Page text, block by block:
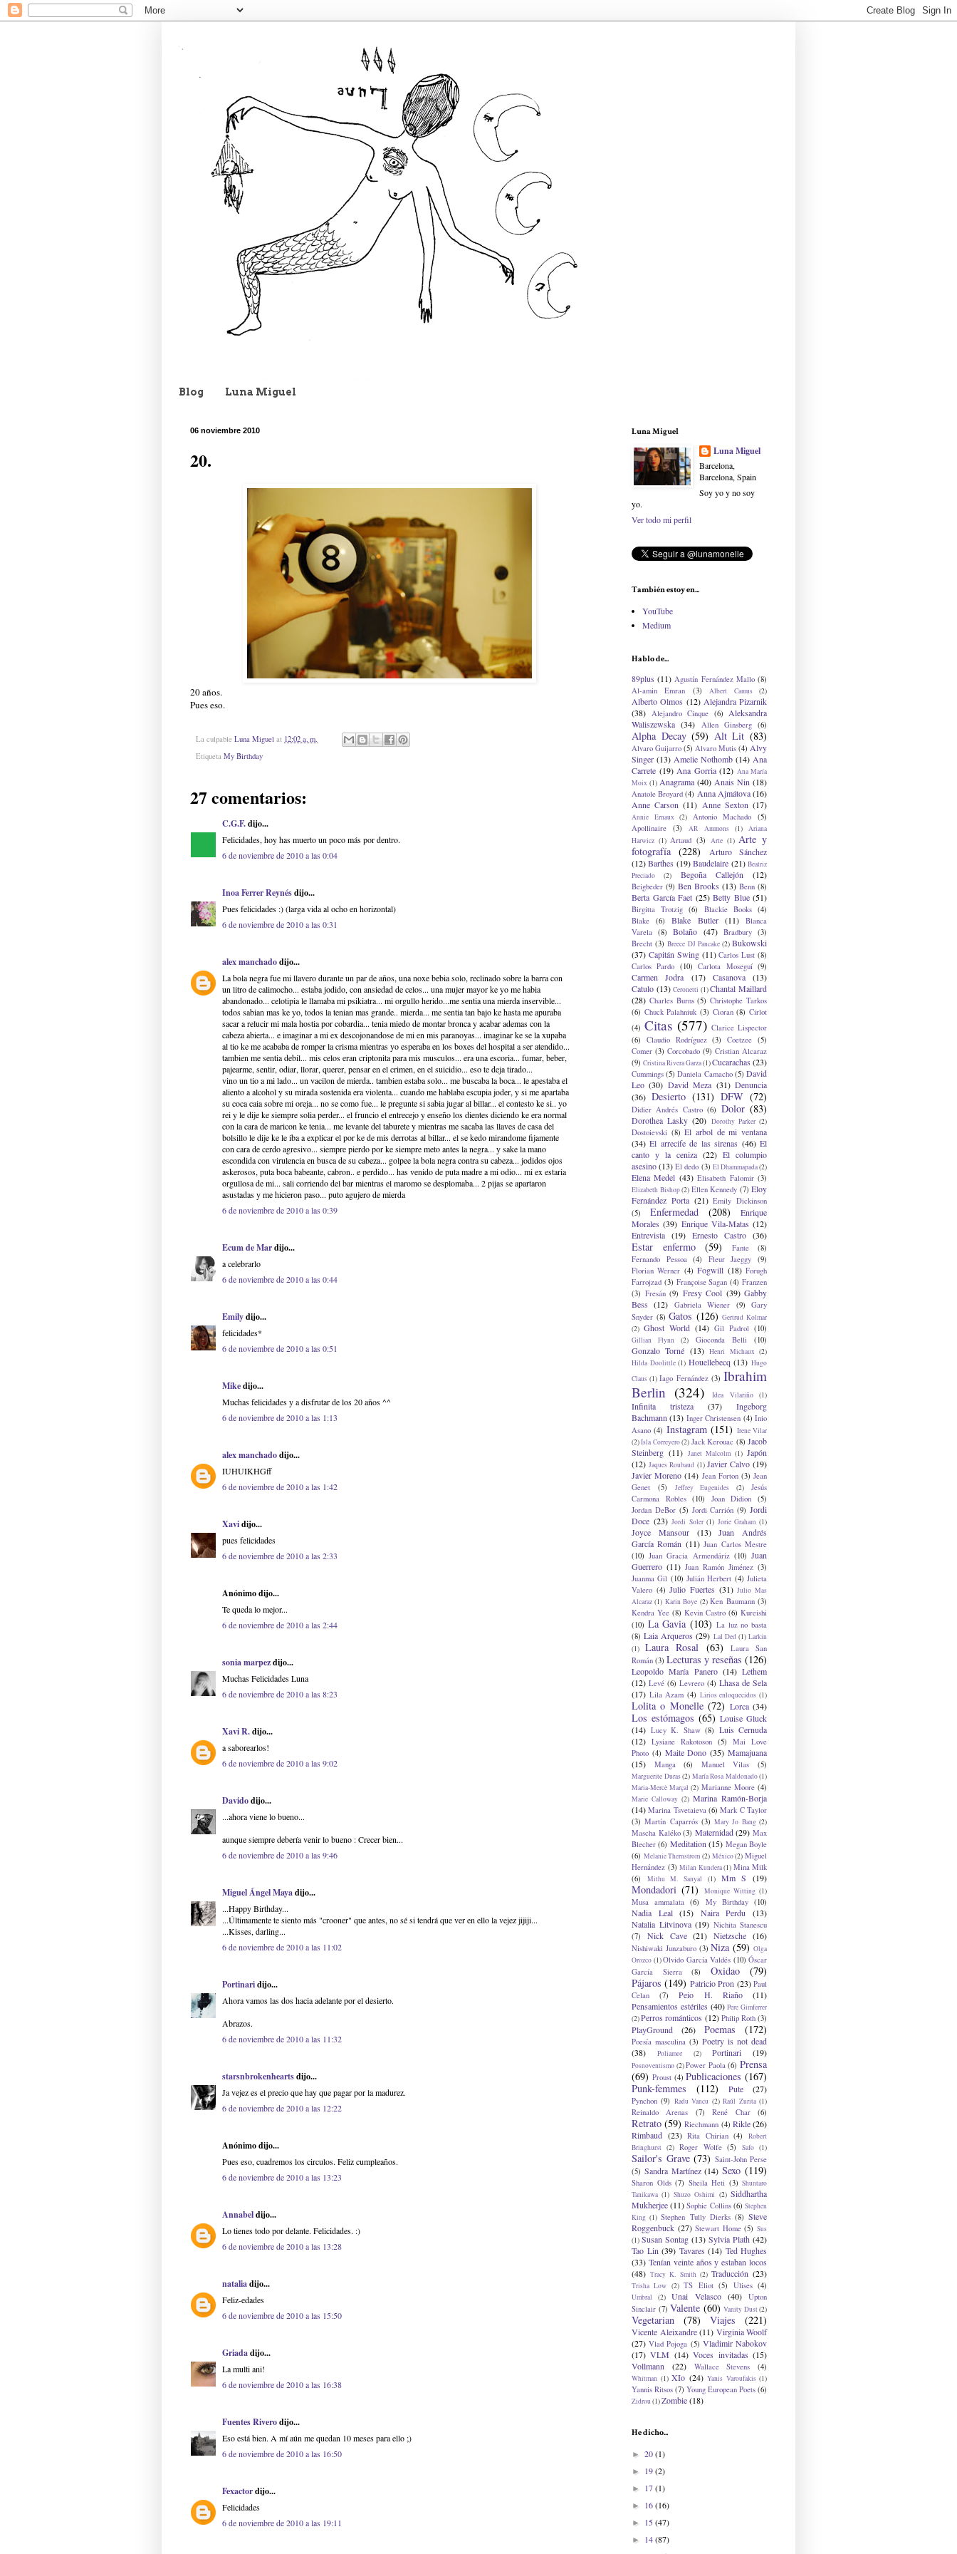
Blog Luna Miguel
06 noviembre 2010
20.
20 años.
Pues eso.
La culpable Luna Miguel at 12:02 a. m.
Etiqueta My Birthday
27 comentarios:
C.G.F.dijo...
Felicidades, hoy has muerto un poco más por dentro.
6 de noviembre de 2010 a las 0:04
Inoa Ferrer Reynésdijo...
Pues felicidades :) (larga vida al ocho en horizontal)
6 de noviembre de 2010 a las 0:31
alex manchadodijo...
La bola negra fue mi llavero durante un par de años, una noxe bebia solo, reclinado sobre la barra con
un litro de calimocho... estaba jodido, con ansiedad de celos... una mujer mayor ke yo me habia
abandonado... celotipia le llamaba mi psikiatra... mi orgullo herido...me sentia una mierda inservible...
todos sabian mas ke yo, todos la tenian mas grande.. mierda... me sentia tan bajo ke hasta me apuraba
sacar a relucir mi mala hostia por cobardia... tenia miedo de montar bronca y acabar ademas con la
cabeza abierta... e imaginar a mi ex descojonandose de mi en mis paranoyas... imaginar ke se la xupaba
al tio ke me acababa de romper la crisma mientras yo esperaba en los boxes del hospital a ser atendido...
tambien me sentia debil... mis celos eran criptonita para mis musculos... era una escoria... fumar, beber,
pajearme, sentir, odiar, llorar, querer, pensar en el crimen, en el suicidio... eso te deja tirado...
vino un tio a mi lado... un vacilon de mierda.. tambien estaba solo... me buscaba la boca... le apestaba el
aliento a alcohol y su mirada sostenida era violenta... cuando me hablaba escupia joder, y si me apartaba
su coca caia sobre mi oreja... no se como fue... le pregunte si sabia jugar al billar... el contesto ke si.. yo
rei y le dije ke siempre solia perder... el fruncio el entrecejo y enseño los dientes diciendo ke era normal
con la cara de maricon ke tenia... me levante del taburete y mientras me sacaba las llaves de casa del
bolsillo le dije ke le iba a explicar el por ke de mis derrotas al billar... el se kedo mirandome fijamente
con cara de cerdo agresivo... siempre pierdo por ke siempre meto antes la negra... y sake la mano
escondida con virulencia en busca de su cabeza... golpee la bola negra contra su cabeza... jodidos ojos
askerosos, puta boca babeante, cabron.. e perdido... has venido de puta madre a mi odio... mi ex estaria
orgullosa de mi... sali corriendo del bar mientras el maromo se desplomaba... 2 pijas se apartaron
asustadas y me hicieron paso... puto agujero de mierda
6 de noviembre de 2010 a las 0:39
Ecum de Mardijo...
a celebrarlo
6 de noviembre de 2010 a las 0:44
Emilydijo...
felicidades*
6 de noviembre de 2010 a las 0:51
Mikedijo...
Muchas felicidades y a disfrutar de los 20 años ^^
6 de noviembre de 2010 a las 1:13
alex manchadodijo...
IUHUIKHGff
6 de noviembre de 2010 a las 1:42
Xavidijo...
pues felicidades
6 de noviembre de 2010 a las 2:33
Anónimo dijo...
Te queda lo mejor...
6 de noviembre de 2010 a las 2:44
sonia marpezdijo...
Muchas Felicidades Luna
6 de noviembre de 2010 a las 8:23
Xavi R.dijo...
a saborearlos!
6 de noviembre de 2010 a las 9:02
Davidodijo...
...ahora viene lo bueno...
aunque siempre debería venir lo bueno : Crecer bien...
6 de noviembre de 2010 a las 9:46
Miguel Ángel Mayadijo...
...Happy Birthday...
...Últimamente te siento más "crooner" que antes, no sé si tendrá que ver en ello la vejez jijiji...
...Kisses, darling...
6 de noviembre de 2010 a las 11:02
Portinaridijo...
Ahora vamos las dos hacia adelante por el desierto.
Abrazos.
6 de noviembre de 2010 a las 11:32
starsnbrokenheartsdijo...
Ja vejez es el precio que hay que pagar por la madurez.
6 de noviembre de 2010 a las 12:22
Anónimo dijo...
Pues eso, cuadremos los circulos. Feliz cumpleaños.
6 de noviembre de 2010 a las 13:23
Annabeldijo...
Lo tienes todo por delante. Felicidades. :)
6 de noviembre de 2010 a las 13:28
nataliadijo...
Feliz-edades
6 de noviembre de 2010 a las 15:50
Griadadijo...
La multi ani!
6 de noviembre de 2010 a las 16:38
Fuentes Riverodijo...
Eso está bien. A mí aún me quedan 10 meses para ello ;)
6 de noviembre de 2010 a las 16:50
Fexactordijo...
Felicidades
6 de noviembre de 2010 a las 19:11
Luna Miguel
Luna Miguel
Barcelona,
Barcelona, Spain
Soy yo y no soy
yo.
Ver todo mi perfil
También estoy en...
YouTube
Medium
Hablo de...
89plus (11) Agustín Fernández Mallo (8)
Al-amin Emran
(3) Albert Camus (2)
Alberto Olmos (12) Alejandra Pizarnik
(38)
Alejandro Cinque (6)
Aleksandra
Waliszewska (34) Allen Ginsberg (6)
Alpha Decay (59) Alt Lit (83)
Alvaro Guijarro (5) Alvaro Mutis (4) Alvy
Singer (13) Amelie Nothomb (14) Ana
Carrete (19) Ana Gorria (12) Ana María
Moix (1) Anagrama (40) Anais Nin (18)
Anatole Broyard (4) Anna Ajmátova (16)
Anne Carson (11) Anne Sexton (17)
Annie Ernaux (2) Antonio Machado
(5)
Apollinaire
(3) AR Ammons (1)
Ariana
Harwicz (1) Artaud (3) Arte (1) Arte y
fotografía (228)
Arturo Sánchez
(12) Barthes (19) Baudelaire (21) Beatriz
Preciado
(2) Begoña Callejón (12)
Beigbeder (9) Ben Brooks (13) Benn (8)
Berta García Faet (25) Betty Blue (51)
Birgitta Trotzig (6) Blackie Books (4)
Blake
(6) Blake Butler (11)
Blanca
Varela
(8) Bolaño (47) Bradbury (3)
Brecht (3) Breece DJ Pancake (2) Bukowski
(37) Capitán Swing (11) Carlos Lust (8)
Carlos Pardo (10) Carlota Moseguí (9)
Carmen Jodra (17) Casanova
(13)
Catulo (13) Ceronetti (1) Chantal Maillard
(28) Charles Burns (5) Christophe Tarkos
(6) Chuck Palahniuk (3) Cioran (8) Cirlot
(4) Citas (577) Clarice Lispector
(6)
Claudio Rodríguez (3) Coetzee (5)
Comer (3) Corcobado (9) Cristian Alcaraz
(9) Cristina Rivera Garza(1)Cucarachas (23)
Cummings (5) Daniela Camacho (5) David
Leo (30) David Meza (31) Denuncia
(36) Desierto (131) DFW (72)
Didier Andrés Castro (6) Dolor (83)
Dorothea Lasky (20) Dorothy Parker (2)
Dostoievski (8) El arbol de mi ventana
(34) El arrecife de las sirenas (46) El
canto y la ceniza (22) El columpio
asesino(13) El dedo (3) El Dhammapada(2)
Elena Medel (43) Elisabeth Falomir (3)
Elizabeth Bishop(2) Ellen Kennedy (7) Eloy
Fernández Porta (21) Emily Dickinson
(5)
Enfermedad (208)
Enrique
Morales (39) Enrique Vila-Matas (12)
Entrevista (19) Ernesto Castro (36)
Estar enfermo (59) Fante
(8)
Fernando Pessoa
(4) Fleur Jaeggy
(9)
Florian Werner (4) Fogwill (18) Forugh
Farrojzad (3) Françoise Sagan (4) Franzen
(3) Fresán (9) Fresy Cool (39) Gabby
Bess (12) Gabriela Wiener (9)
Gary
Snyder (8) Gatos (126) Gertrud Kolmar
(2) Ghost World (14) Gil Padrol (10)
Gillian Flynn (2) Gioconda Belli (10)
Gonzalo Torné (13) Henri Michaux (2)
Hilda Doolittle (1) Houellebecq (13) Hugo
Claus (1) Iago Fernández (3) Ibrahim
Berlin (324) Idea Vilariño (1)
Infinita tristeza (37)
Ingeborg
Bachmann (13) Inger Christensen (4) Inio
Asano (4) Instagram (151) Irene Vilar
(2)Isla Correyero(2) Jack Kerouac (8) Jacob
Steinberg (11) Janet Malcolm (1) Japón
(12) Jaques Roubaud (1) Javier Calvo (19)
Javier Moreno (14) Jean Forton (3) Jean
Genet
(5) Jeffrey Eugenides (2)
Jesús
Carmona Robles
(10) Joan Didion
(5)
Jordan DeBor (5) Jordi Carrión (9) Jordi
Doce (23) Jordi Soler (1) Jorie Graham (1)
Joyce Mansour (13)
Juan Andrés
García Román (11) Juan Carlos Mestre
(10) Juan Gracia Armendáriz (10) Juan
Guerrero (11) Juan Ramón Jiménez (3)
Juanma Gil (10) Julián Herbert (4) Julieta
Valero (4) Julio Fuertes (31) Julio Mas
Alcaraz (1) Karin Boye (2) Ken Baumann (3)
Kendra Yee (8) Kevin Castro (6) Kureishi
(10) La Gavia (103) La luz no basta
(8) Laia Arqueros (29) Lal Ded (1) Larkin
(1)
Laura Rosal (63)
Laura San
Román (3) Lecturas y reseñas (126)
Leopoldo María Panero (14) Lethem
(12) Levé (6) Levrero (4) Lhasa de Sela
(17) Lila Azam (4) Lirios enloquecidos (1)
Lolita o Monelle (72) Lorca (34)
Los estómagos (65) Louise Gluck
(14) Lucy K. Shaw (8) Luis Cernuda
(12) Lysiane Rakotoson (5)
Mai Love
Photo (4) Maite Dono (35) Mamajuana
(15)
Manga (6) Manuel Vilas (5)
Marguerite Duras(2) María Rosa Maldonado(1)
Maria-Mercè Marçal (2) Marianne Moore (4)
Marie Calloway (2) Marina Ramón-Borja
(14) Marina Tsvetaieva (6) Mark C Taylor
(3) Martín Caparrós (3) Mary Jo Bang (2)
Mascha Kaléko (3) Maternidad (29) Max
Blecher (6) Meditation (15) Megan Boyle
(6) Melanie Thernstrom (2) México (2) Miguel
Hernández (3) Milan Kundera(1) Mina Milk
(6)
Mithu M. Sanyal (1) Mm S (19)
Mondadori (71) Monique Witting (1)
Musa ammalata (6) My Birthday (10)
Nadia Leal (15) Naira Perdu
(13)
Natalia Litvinova (19) Nichita Stanescu
(7)
Nick Cave (21) Nietzsche (16)
Nishiwaki Junzaburo (3) Niza (59) Olga
Orozco (1)Olvido García Valdés (10) Óscar
García Sierra
(8) Oxidao
(79)
Pájaros (149) Patricio Pron (23) Paul
Celan
(7) Peio H. Riaño
(11)
Pensamientos estériles (40) Pere Gimferrer
(2)Perros románticos (12) Philip Roth (3)
PlayGround (26) Poemas (172)
Poesía masculina (3) Poetry is not dead
(38)
Poliamor (2) Portinari (19)
Posnoventismo (2) Power Paola (6) Prensa
(69) Proust (4) Publicaciones (167)
Punk-femmes
(112) Pute (27)
Pynchon (9) Radu Vancu (2) Raúl Zurita (1)
Reinaldo Arenas (7) René Char (6)
Retrato (59) Riechmann (4) Rikle (26)
Rimbaud (23) Rita Chirian (4)
Robert
Bringhurst (2) Roger Wolfe (5) Safo (1)
Sailor's Grave (73) Saint-John Perse
(5) Sandra Martínez (14) Sexo (119)
Sharon Olds (7) Sheila Heti (3) Shuntaro
Tanikawa (1) Shuzo Oshimi (2) Siddhartha
Mukherjee (11) Sophie Collins (6) Stephen
King (1) Stephen Tully Dierks (8) Steve
Roggenbuck (27) Stewart Home (5) Sus
(1) Susan Sontag (13) Sylvia Plath (42)
Tao Lin (39) Tavares (14) Ted Hughes
(33) Tenían veinte años y estaban locos
(48) Tracy K. Smith (2) Traducción (23)
Trisha Low (2) TS Eliot (5) Ulises (4)
Umbral (2) Unai Velasco (40)
Upton
Sinclair (7) Valente (60) Vanity Dust(2)
Vegetarian (78) Viajes (221)
Vicente Aleixandre (11) Virginia Woolf
(27) Vlad Pojoga (5) Vladimir Nabokov
(17) VLM (14) Voces invitadas (15)
Vollmann
(22) Wallace Stevens (4)
Whitman (1) XIo (24) Yanis Varoufakis (1)
Yannis Ritsos (7) Young European Poets (6)
Zidrou(1)Zombie(18)
He dicho...
► 20(1)
► 19(2)
► 17(1)
► 16(16)
► 15(47)
► 14(87)